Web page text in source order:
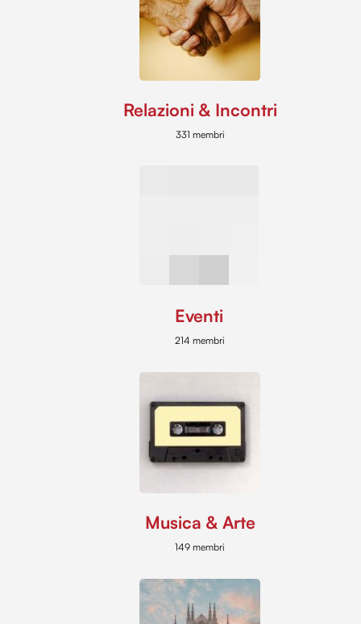
Relazioni & Incontri
331 membri
Eventi
214 membri
Musica & Arte
149 membri